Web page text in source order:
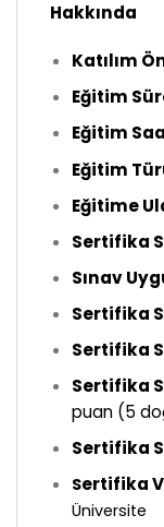
Hakkında
Katılım
Eğitim
Eğitim
Eğitim
Eğitime
Sertifika
Sınav
Sertifika
Sertifika
Sertifika
puan (5
Sertifika
Sertifika
Üniversite